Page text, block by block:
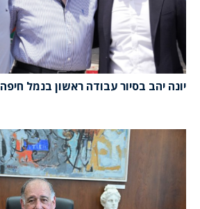
יונה יהב בסיור עבודה ראשון בנמל חיפה